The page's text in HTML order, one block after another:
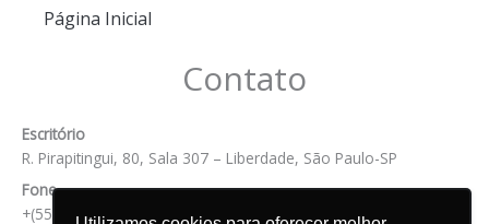
Página Inicial
Contato
Escritório
R. Pirapitingui, 80, Sala 307 – Liberdade, São Paulo-SP
Fone
+(55) 11 99809-2600